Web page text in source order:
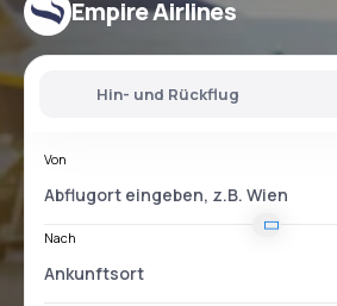
Empire Airlines
Hin- und Rückflug
Von
Nach